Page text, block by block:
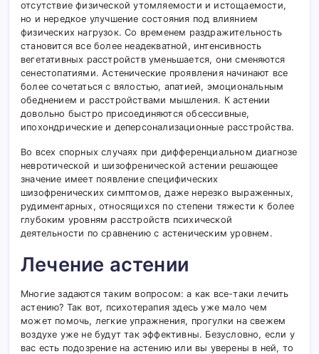
отсутствие физической утомляемости и истощаемости,
но и нередкое улучшение состояния под влиянием
физических нагрузок. Со временем раздражительность
становится все более неадекватной, интенсивность
вегетативных расстройств уменьшается, они сменяются
сенестопатиями. Астенические проявления начинают все
более сочетаться с вялостью, апатией, эмоциональным
обеднением и расстройствами мышления. К астении
довольно быстро присоединяются обсессивные,
ипохондрические и деперсонализационные расстройства.
Во всех спорных случаях при дифференциальном диагнозе
невротической и шизофренической астении решающее
значение имеет появление специфических
шизофренических симптомов, даже нерезко выраженных,
рудиментарных, относящихся по степени тяжести к более
глубоким уровням расстройств психической
деятельности по сравнению с астеническим уровнем.
Лечение астении
Многие задаются таким вопросом: а как все-таки лечить
астению? Так вот, психотерапия здесь уже мало чем
может помочь, легкие упражнения, прогулки на свежем
воздухе уже не будут так эффективны. Безусловно, если у
вас есть подозрение на астению или вы уверены в ней, то